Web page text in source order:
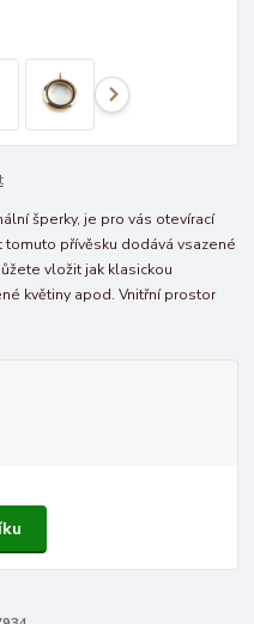
šperky, je pro vás otevírací
přívěsku dodává vsazené
vložit jak klasickou
květiny apod. Vnitřní prostor